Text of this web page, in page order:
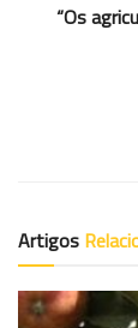
“Os
Artigos